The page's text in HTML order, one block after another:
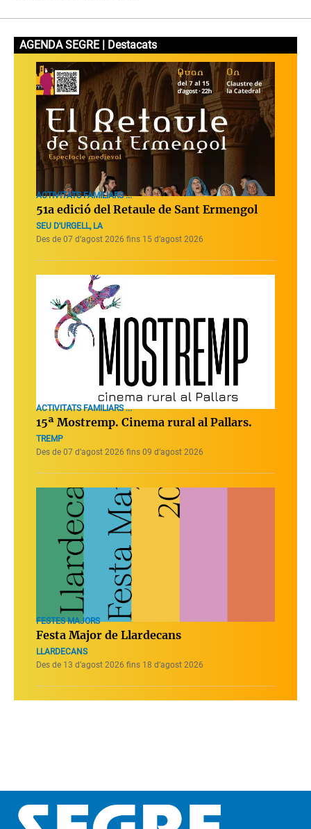
AGENDA SEGRE | Destacats
ACTIVITATS FAMILIARS ...
51a edició del Retaule de Sant Ermengol
SEU D'URGELL, LA
Des de 07 d’agost 2026 fins 15 d’agost 2026
ACTIVITATS FAMILIARS ...
15ª Mostremp. Cinema rural al Pallars.
TREMP
Des de 07 d’agost 2026 fins 09 d’agost 2026
FESTES MAJORS
Festa Major de Llardecans
LLARDECANS
Des de 13 d’agost 2026 fins 18 d’agost 2026